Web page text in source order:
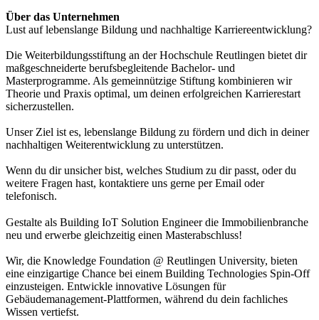
Über das Unternehmen
Lust auf lebenslange Bildung und nachhaltige Karriereentwicklung?
Die Weiterbildungsstiftung an der Hochschule Reutlingen bietet dir
maßgeschneiderte berufsbegleitende Bachelor- und
Masterprogramme. Als gemeinnützige Stiftung kombinieren wir
Theorie und Praxis optimal, um deinen erfolgreichen Karrierestart
sicherzustellen.
Unser Ziel ist es, lebenslange Bildung zu fördern und dich in deiner
nachhaltigen Weiterentwicklung zu unterstützen.
Wenn du dir unsicher bist, welches Studium zu dir passt, oder du
weitere Fragen hast, kontaktiere uns gerne per Email oder
telefonisch.
Gestalte als Building IoT Solution Engineer die Immobilienbranche
neu und erwerbe gleichzeitig einen Masterabschluss!
Wir, die Knowledge Foundation @ Reutlingen University, bieten
eine einzigartige Chance bei einem Building Technologies Spin-Off
einzusteigen. Entwickle innovative Lösungen für
Gebäudemanagement-Plattformen, während du dein fachliches
Wissen vertiefst.